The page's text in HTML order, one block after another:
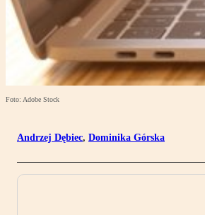
Foto: Adobe Stock
Andrzej Dębiec, Dominika Górska